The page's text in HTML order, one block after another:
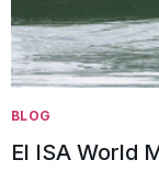
BLOG
El ISA World